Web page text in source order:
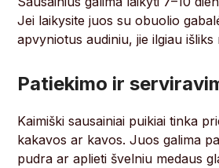
Jei laikysite juos su obuolio
apvyniotus audiniu, jie ilgiau išliks
Patiekimo ir
Kaimiški sausainiai puikiai tinka
kakavos ar kavos. Juos galima
pudra ar aplieti švelniu medaus